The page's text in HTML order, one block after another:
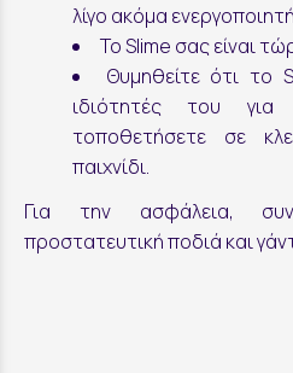
λίγο ακόμα
Το Slime σας είναι
Θυμηθείτε ότι το
ιδιότητές του
τοποθετήσετε σε
παιχνίδι.
Για την ασφάλεια,
προστατευτική ποδιά και